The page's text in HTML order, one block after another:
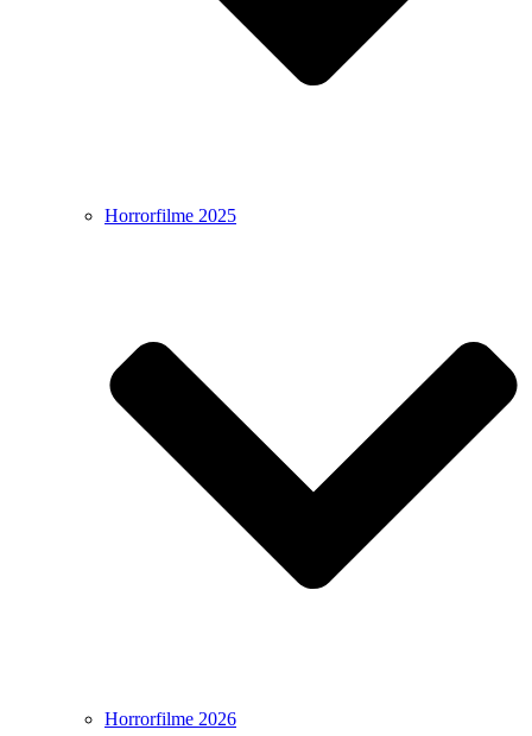
Horrorfilme 2025
Horrorfilme 2026